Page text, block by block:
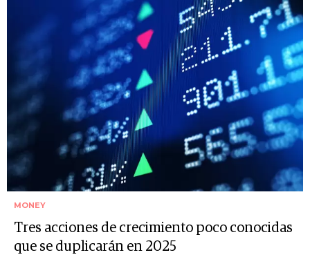
MONEY
Tres acciones de crecimiento poco conocidas
que se duplicarán en 2025